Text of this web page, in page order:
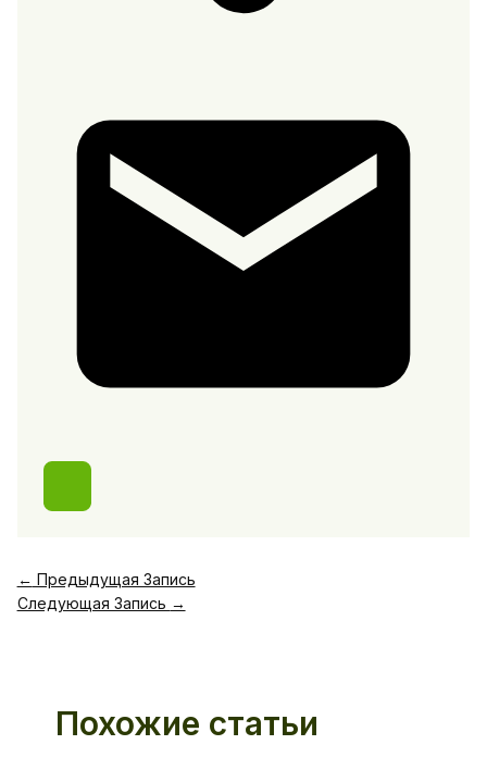
← Предыдущая Запись
Следующая Запись →
Похожие статьи